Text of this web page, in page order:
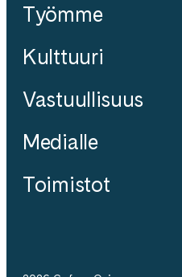
Työmme
Kulttuuri
Vastuullisuus
Medialle
Toimistot